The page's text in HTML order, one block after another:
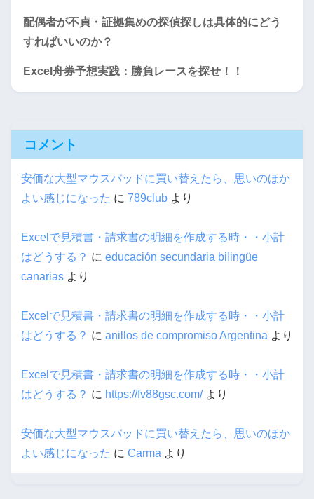
配偶者が不貞・証拠集めの探偵探しは具体的にどう
すればいいのか？
Excel舟券予想実践：勝負レースを探せ！！
コメント
安価な大型マウスパッドに買い替えたら、思いのほか
よい感じになった に 789club より
Excelで見積書・請求書の明細を作成する時・・小計
はどうする？ に educación secundaria bilingüe
canarias より
Excelで見積書・請求書の明細を作成する時・・小計
はどうする？ に anillos de compromiso Argentina より
Excelで見積書・請求書の明細を作成する時・・小計
はどうする？ に https://fv88gsc.com/より
安価な大型マウスパッドに買い替えたら、思いのほか
よい感じになった に Carma より